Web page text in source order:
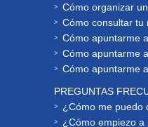
Cómo organizar
Cómo consultar tu
Cómo apuntarme
Cómo apuntarme
Cómo apuntarme
PREGUNTAS
¿Cómo me puedo
¿Cómo empiezo